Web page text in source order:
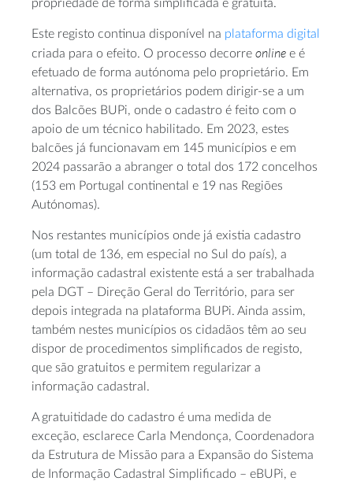
propriedade de forma simplificada e gratuita.
Este registo continua disponível na plataforma digital
criada para o efeito. O processo decorre online e é
efetuado de forma autónoma pelo proprietário. Em
alternativa, os proprietários podem dirigir-se a um
dos Balcões BUPi, onde o cadastro é feito com o
apoio de um técnico habilitado. Em 2023, estes
balcões já funcionavam em 145 municípios e em
2024 passarão a abranger o total dos 172 concelhos
(153 em Portugal continental e 19 nas Regiões
Autónomas).
Nos restantes municípios onde já existia cadastro
(um total de 136, em especial no Sul do país), a
informação cadastral existente está a ser trabalhada
pela DGT – Direção Geral do Território, para ser
depois integrada na plataforma BUPi. Ainda assim,
também nestes municípios os cidadãos têm ao seu
dispor de procedimentos simplificados de registo,
que são gratuitos e permitem regularizar a
informação cadastral.
A gratuitidade do cadastro é uma medida de
exceção, esclarece Carla Mendonça, Coordenadora
da Estrutura de Missão para a Expansão do Sistema
de Informação Cadastral Simplificado – eBUPi, e